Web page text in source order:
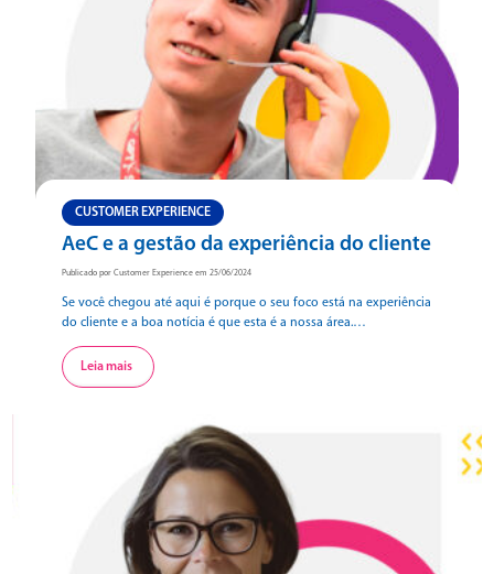
CUSTOMER EXPERIENCE
AeC e a gestão da experiência do cliente
Publicado por Customer Experience em 25/06/2024
Se você chegou até aqui é porque o seu foco está na experiência
do cliente e a boa notícia é que esta é a nossa área.
expertise e know-how construídos e lapidados em mais de três
décadas, pode transformar a experiência do seu cliente (CX). Rico
Leia mais